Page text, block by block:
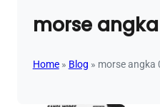
morse
Home» Blog » morse angka